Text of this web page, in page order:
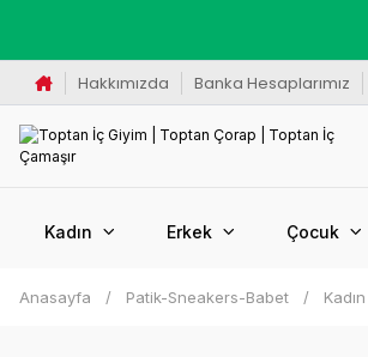
Hakkımızda Banka Hesaplarımız
Kadın Erkek Çocuk
Anasayfa Patik-Sneakers-Babet